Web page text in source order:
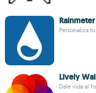
Rainmeter
Personaliza
Lively
Dale vida al